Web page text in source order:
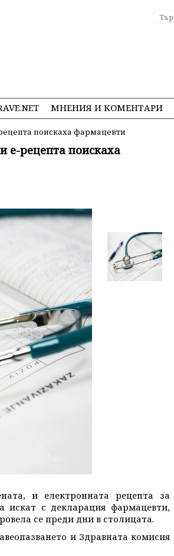
МНЕНИЯ И КОМЕНТАРИ
поискаха фармацевти
е-рецепта поискаха
и електронната рецепта за
искат с декларация фармацевти,
се преди дни в столицата.
и Здравната комисия